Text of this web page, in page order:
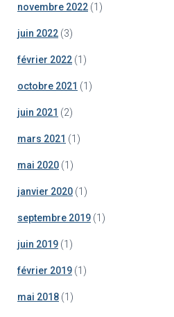
novembre 2022 (1)
juin 2022 (3)
février 2022 (1)
octobre 2021 (1)
juin 2021 (2)
mars 2021 (1)
mai 2020 (1)
janvier 2020 (1)
septembre 2019 (1)
juin 2019 (1)
février 2019 (1)
mai 2018 (1)